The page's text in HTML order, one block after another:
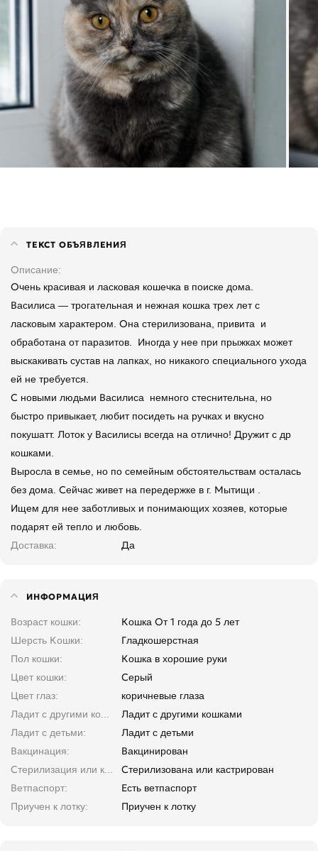
ТЕКСТ ОБЪЯВЛЕНИЯ
Описание
Очень красивая и ласковая кошечка в поиске дома.
Василиса — трогательная и нежная кошка трех лет с
ласковым характером. Она стерилизована, привита и
обработана от паразитов. Иногда у нее при прыжках может
выскакивать сустав на лапках, но никакого специального ухода
ей не требуется.
С новыми людьми Василиса немного стеснительна, но
быстро привыкает, любит посидеть на ручках и вкусно
покушатт. Лоток у Василисы всегда на отлично! Дружит с др
кошками.
Выросла в семье, но по семейным обстоятельствам осталась
без дома. Сейчас живет на передержке в г. Мытищи .
Ищем для нее заботливых и понимающих хозяев, которые
подарят ей тепло и любовь.
Доставка
Да
ИНФОРМАЦИЯ
Возраст кошки
Кошка От 1 года до 5 лет
Шерсть Кошки
Гладкошерстная
Пол кошки
Кошка в хорошие руки
Цвет кошки
Серый
Цвет глаз
коричневые глаза
Ладит с другими кошками
Ладит с другими кошками
Ладит с детьми
Ладит с детьми
Вакцинация
Вакцинирован
Стерилизация или кастрация
Стерилизована или кастрирован
Ветпаспорт
Есть ветпаспорт
Приучен к лотку
Приучен к лотку